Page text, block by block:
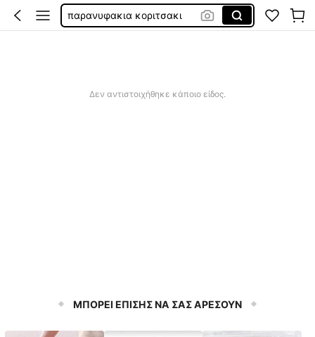
παρανυφακι κορίτσι
Δεν αντιστοιχήθηκε κάποιο είδος.
ΜΠΟΡΕΙ ΕΠΙΣΗΣ ΝΑ ΣΑΣ ΑΡΕΣΟΥΝ